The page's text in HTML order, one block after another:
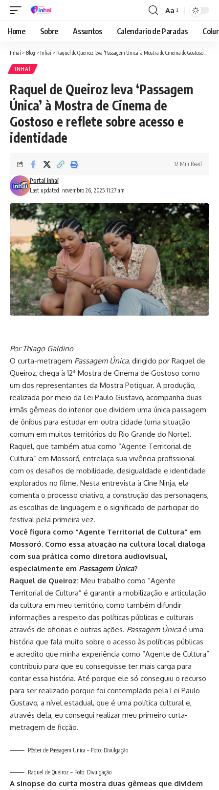
Font
Resizer
Aa
Home Sobre Assuntos Calendario de Paradas
Inhaí > Blog > Inhaí > Raquel de Queiroz leva ‘Passagem Única’ à Mostra de Cinema de Gostoso e reflete sobre acesso e identidade
INHAÍ
Raquel de Queiroz leva ‘Passagem
Única’ à Mostra de Cinema de
Gostoso e reflete sobre acesso e
identidade
Last updated: novembro 26, 2025 11:27 am
Portal Inhaí
12 Min Read
Por Thiago Galdino
O curta-metragem Passagem Única, dirigido por Raquel de
Queiroz, chega à 12ª Mostra de Cinema de Gostoso como
um dos representantes da Mostra Potiguar. A produção,
realizada por meio da Lei Paulo Gustavo, acompanha duas
irmãs gêmeas do interior que dividem uma única passagem
de ônibus para estudar em outra cidade (uma situação
comum em muitos territórios do Rio Grande do Norte).
Raquel, que também atua como “Agente Territorial de
Cultura” em Mossoró, entrelaça sua vivência profissional
com os desafios de mobilidade, desigualdade e identidade
explorados no filme. Nesta entrevista à Cine Ninja, ela
comenta o processo criativo, a construção das personagens,
as escolhas de linguagem e o significado de participar do
festival pela primeira vez.
Você figura como “Agente Territorial de Cultura” em
Mossoró. Como essa atuação na cultura local dialoga
com sua prática como diretora audiovisual,
especialmente em Passagem Única?
Raquel de Queiroz: Meu trabalho como “Agente
Territorial de Cultura” é garantir a mobilização e articulação
da cultura em meu território, como também difundir
informações a respeito das políticas públicas e culturais
através de oficinas e outras ações. Passagem Únicaé uma
história que fala muito sobre o acesso às políticas públicas
e acredito que minha experiência como “Agente de Cultura”
contribuiu para que eu conseguisse ter mais carga para
contar essa história. Até porque ele só conseguiu o recurso
para ser realizado porque foi contemplado pela Lei Paulo
Gustavo, a nível estadual, que é uma política cultural e,
através dela, eu consegui realizar meu primeiro curta-
metragem de ficção.
Pôster de Passagem Única – Foto: Divulgação
Raquel de Queiroz – Foto: Divulgação
A sinopse do curta mostra duas gêmeas que dividem